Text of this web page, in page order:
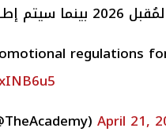
الـ 98 يوم 15 مارس 2026”.
regulations
April 21,